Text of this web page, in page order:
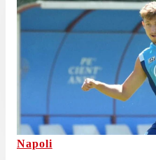
Napoli